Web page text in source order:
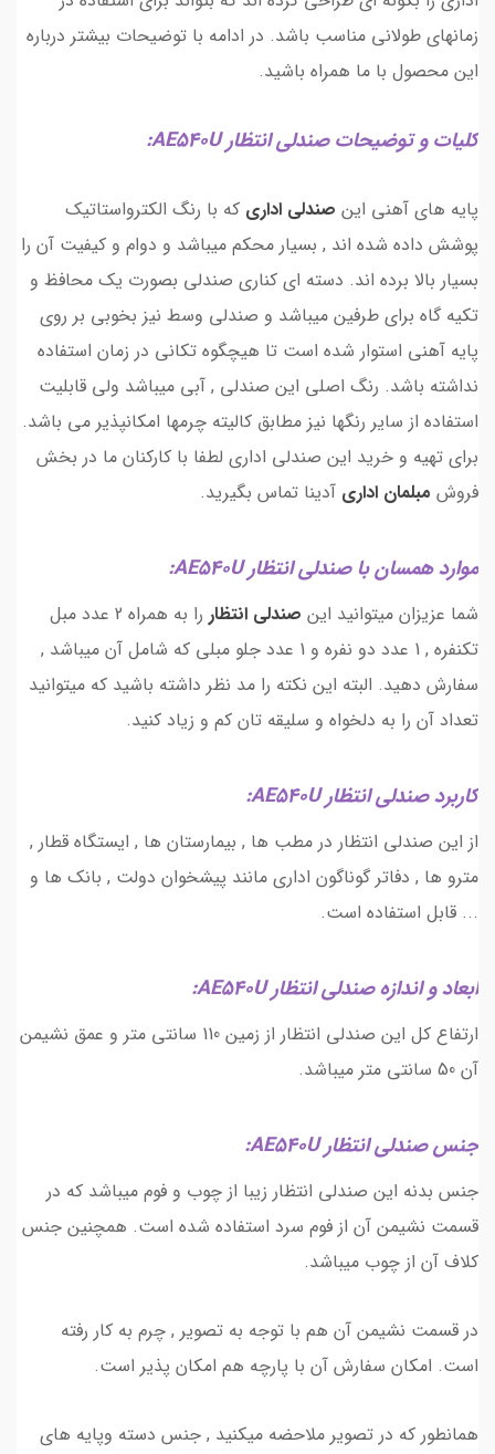
زمانهای طولانی مناسب باشد. در ادامه با توضیحات بیشتر درباره
این محصول با ما همراه باشید.
کلیات و توضیحات صندلی انتظار AE540U:
پایه های آهنی این صندلی اداری که با رنگ الکترواستاتیک
پوشش داده شده اند , بسیار محکم میباشد و دوام و کیفیت آن را
بسیار بالا برده اند. دسته ای کناری صندلی بصورت یک محافظ و
تکیه گاه برای طرفین میباشد و صندلی وسط نیز بخوبی بر روی
پایه آهنی استوار شده است تا هیچگوه تکانی در زمان استفاده
نداشته باشد. رنگ اصلی این صندلی , آبی میباشد ولی قابلیت
استفاده از سایر رنگها نیز مطابق کالیته چرمها امکانپذیر می باشد.
برای تهیه و خرید این صندلی اداری لطفا با کارکنان ما در بخش
فروش مبلمان اداری آدینا تماس بگیرید.
موارد همسان با صندلی انتظار AE540U:
شما عزیزان میتوانید این صندلی انتظار
را به همراه 2 عدد مبل
تکنفره , 1 عدد دو نفره و 1 عدد جلو مبلی که شامل آن میباشد ,
سفارش دهید. البته این نکته را مد نظر داشته باشید که میتوانید
تعداد آن را به دلخواه و سلیقه تان کم و زیاد کنید.
کاربرد صندلی انتظار AE540U:
از این صندلی انتظار در مطب ها , بیمارستان ها , ایستگاه قطار ,
مترو ها , دفاتر گوناگون اداری مانند پیشخوان دولت , بانک ها و
... قابل استفاده است.
ابعاد و اندازه صندلی انتظار AE540U:
ارتفاع کل این صندلی انتظار از زمین 110 سانتی متر و عمق نشیمن
آن 50 سانتی متر میباشد.
جنس صندلی انتظار AE540U:
جنس بدنه این صندلی انتظار زیبا از چوب و فوم میباشد که در
قسمت نشیمن آن از فوم سرد استفاده شده است. همچنین جنس
کلاف آن از چوب میباشد.
در قسمت نشیمن آن هم با توجه به تصویر , چرم به کار رفته
است. امکان سفارش آن با پارچه هم امکان پذیر است.
همانطور که در تصویر ملاحضه میکنید , جنس دسته وپایه های